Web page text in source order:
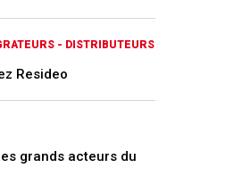
- DISTRIBUTEURS
Resideo
grands acteurs du